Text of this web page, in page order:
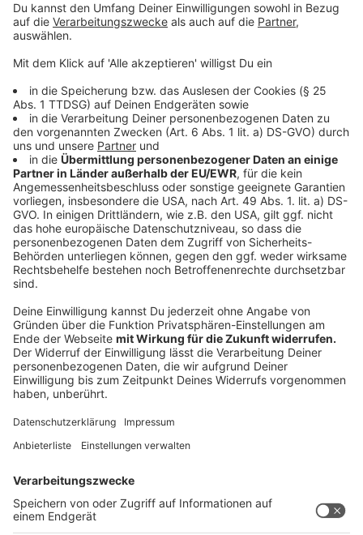
diese Zahl das erste mal sieht, fühlt man sich
vielleicht auch schon ertappt und denkt sich: 'Okay,
reduzieren.'" Ein anderer Weg wäre, sein Smartphone
sinnvoll aufzuräumen und die Apps nur zu behalten, die
wirklich sinnvoll wären.
Anzeige
Das sagt Bundesfamilienministerin Lisa Paus
Anzeige
Die Mediennutzung soll wieder ausgewogener werden,
häufiger durch andere Dinge ersetzt werden. So sieht
das auch Lisa Paus (Bündnis 90/Die Grünen), die
Bundesfamilienministerin: "Als Bundesjugendministerin
ist es mir wichtig, dass gerade junge Menschen
selbstbestimmt im Netz sind", so Paus, die ergänzt:
"Darüber wird am Safer Internet Day in vielen Schulen,
Anzeige